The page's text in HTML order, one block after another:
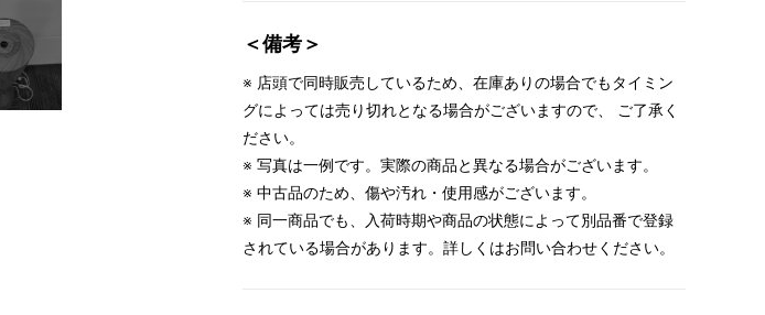
＜備考＞
※ 店頭で同時販売しているため、在庫ありの場合でもタイミン
グによっては売り切れとなる場合がございますので、 ご了承く
ださい。
※ 写真は一例です。実際の商品と異なる場合がございます。
※ 中古品のため、傷や汚れ・使用感がございます。
※ 同一商品でも、入荷時期や商品の状態によって別品番で登録
されている場合があります。詳しくはお問い合わせください。